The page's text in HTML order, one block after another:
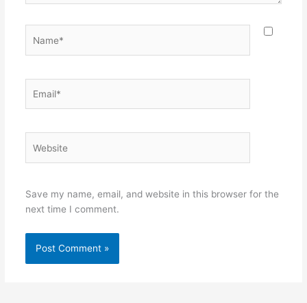
Save my name, email, and website in this browser for the
next time I comment.